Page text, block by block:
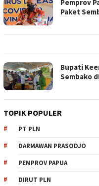
Pemprov
Paket
Bupati
Sembako
TOPIK POPULER
PT PLN
DARMAWAN PRASODJO
PEMPROV PAPUA
DIRUT PLN